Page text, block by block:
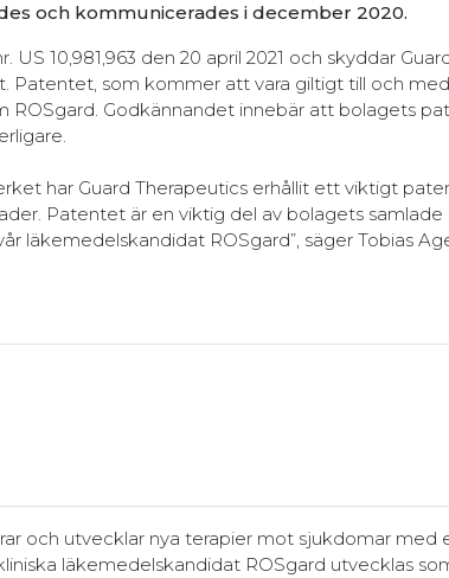
och kommunicerades i december 2020.
10,981,963 den 20 april 2021 och skyddar
Patentet, som kommer att vara giltigt till och med
ROSgard. Godkännandet innebär att bolagets
har Guard Therapeutics erhållit ett viktigt
Patentet är en viktig del av bolagets samlade
ROSgard”, säger Tobias
och utvecklar nya terapier mot sjukdomar med
läkemedelskandidat ROSgard utvecklas